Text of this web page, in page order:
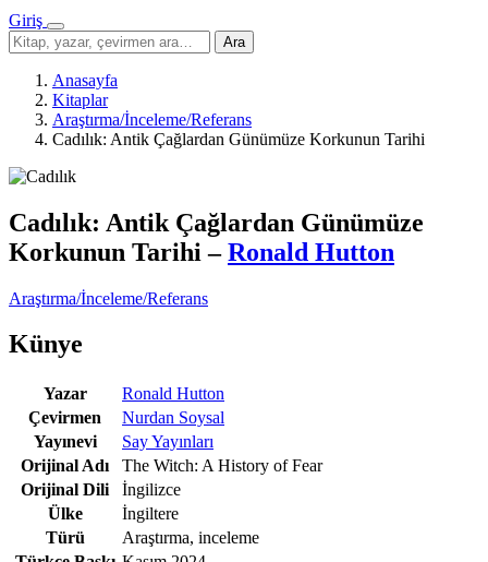
Giriş
Menü
Sitede
ara
Ara
Anasayfa
Kitaplar
Araştırma/İnceleme/Referans
Cadılık: Antik Çağlardan Günümüze Korkunun Tarihi
Cadılık: Antik Çağlardan Günümüze
Korkunun Tarihi–Ronald Hutton
Araştırma/İnceleme/Referans
Künye
Yazar
Ronald Hutton
Çevirmen
Nurdan Soysal
Yayınevi
Say Yayınları
Orijinal Adı
The Witch: A History of Fear
Orijinal Dili
İngilizce
Ülke
İngiltere
Türü
Araştırma, inceleme